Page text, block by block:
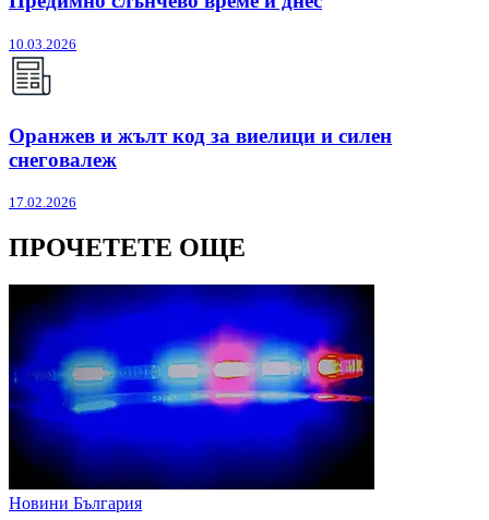
10.03.2026
Оранжев и жълт код за виелици и силен
снеговалеж
17.02.2026
ПРОЧЕТЕТЕ ОЩЕ
Новини България